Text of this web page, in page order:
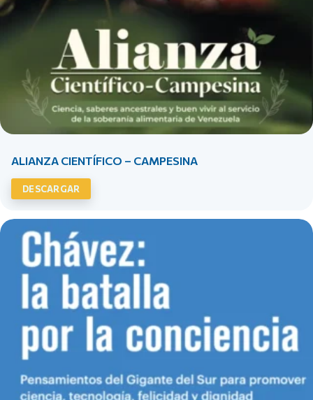
ALIANZA CIENTÍFICO – CAMPESINA
DESCARGAR